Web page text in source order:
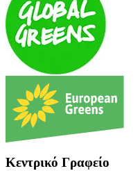
Κεντρικό Γραφείο